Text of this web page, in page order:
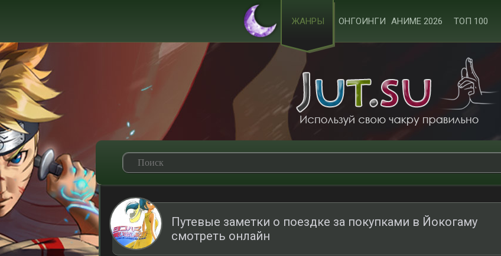
ЖАНРЫ ОНГОИНГИ АНИМЕ 2026 ТОП 100
Путевые заметки о поездке за покупками в Йокогаму
смотреть онлайн